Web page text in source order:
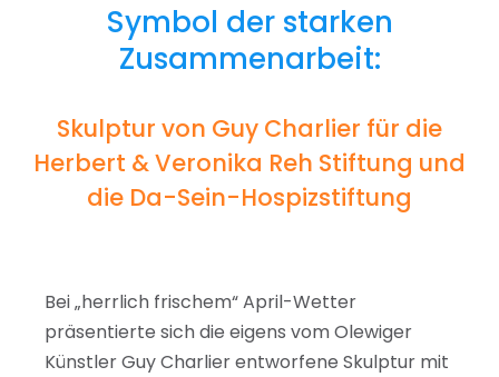
Symbol der starken
Zusammenarbeit:
Skulptur von Guy Charlier für die
Herbert & Veronika Reh Stiftung und
die Da-Sein-Hospizstiftung
Bei „herrlich frischem“ April-Wetter
präsentierte sich die eigens vom Olewiger
Künstler Guy Charlier entworfene Skulptur mit